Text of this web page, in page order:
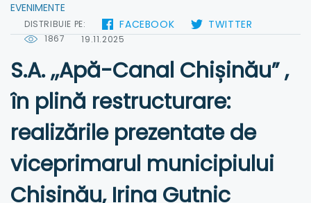
EVENIMENTE
DISTRIBUIE PE: FACEBOOK TWITTER
1867 19.11.2025
S.A. ,,Apă-Canal Chișinău” ,
în plină restructurare:
realizările prezentate de
viceprimarul municipiului
Chișinău, Irina Gutnic